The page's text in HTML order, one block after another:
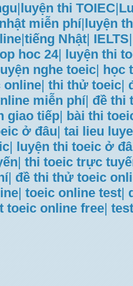
|luyện thi TOIEC|
miễn phí|luyện
|tiếng Nhật| IELTS|
hoc 24| luyện thi
nghe toeic| học
online| thi thử toeic|
miễn phí| đề thi
giao tiếp| bài thi
ở đâu| tai lieu
| luyện thi toeic ở
| thi toeic trực
| đề thi thử toeic
| toeic online test|
toeic online free|